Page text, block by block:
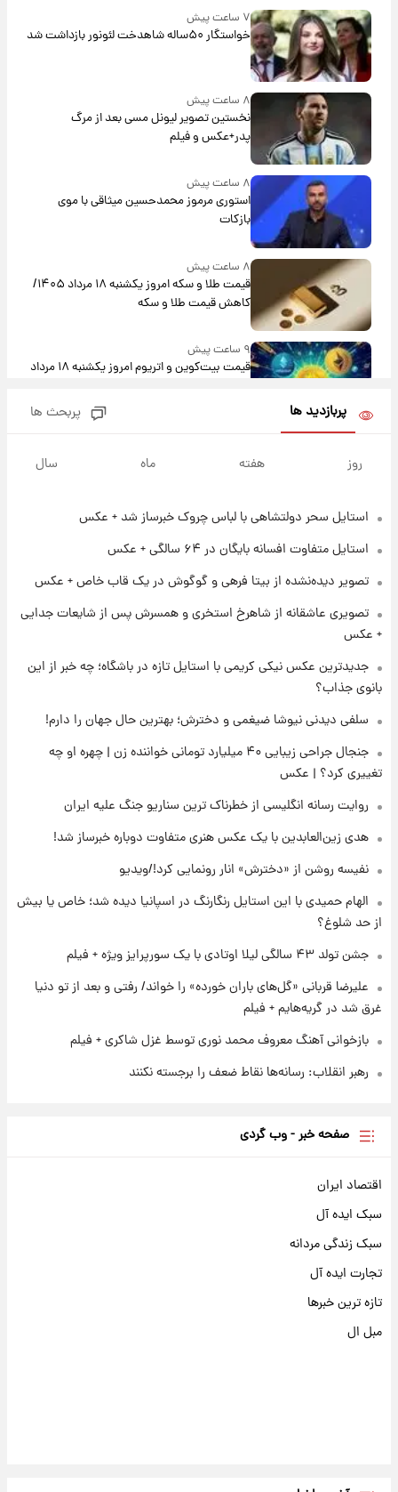
۷ ساعت پیش
خواستگار ۵۰ساله شاهدخت لئونور بازداشت شد
نخستین تصویر لیونل مسی بعد از مرگ
پدر+عکس و فیلم
۸ ساعت پیش
استوری مرموز محمدحسین میثاقی با موی
بازکات
قیمت طلا و سکه امروز یکشنبه ۱۸ مرداد ۱۴۰۵/
کاهش قیمت طلا و سکه
۹ ساعت پیش
قیمت بیت‌کوین و اتریوم امروز یکشنبه ۱۸ مرداد
۱۴ ساعت پیش
فال قهوه روزانه یکشنبه ۱۸ مرداد ماه ۱۴۰۵
جدول
لیونل مسی عزادار شد! + جزئیات
پربازدید ها پربحث ها
روز هفته ماه سال
استایل سحر دولتشاهی با لباس چروک خبرساز شد + عکس
استایل متفاوت افسانه بایگان در ۶۴ سالگی + عکس
تصویر دیده‌نشده از بیتا فرهی و گوگوش در یک قاب خاص + عکس
تصویری عاشقانه از شاهرخ استخری و همسرش پس از شایعات جدایی
+ عکس
جدیدترین عکس نیکی کریمی با استایل تازه در باشگاه؛ چه خبر از این
بانوی جذاب؟
سلفی دیدنی نیوشا ضیغمی و دخترش؛ بهترین حال جهان را دارم!
جنجال جراحی زیبایی ۴۰ میلیارد تومانی خواننده زن | چهره او چه
تغییری کرد؟ | عکس
روایت رسانه انگلیسی از خطرناک ترین سناریو جنگ علیه ایران
هدی زین‌العابدین با یک عکس هنری متفاوت دوباره خبرساز شد!
نفیسه روشن از «دخترش» انار رونمایی کرد!/ویدیو
الهام حمیدی با این استایل رنگارنگ در اسپانیا دیده شد؛ خاص یا بیش
از حد شلوغ؟
جشن تولد ۴۳ سالگی لیلا اوتادی با یک سورپرایز ویژه + فیلم
علیرضا قربانی «گل‌های باران خورده» را خواند/ رفتی و بعد از تو دنیا
غرق شد در گریه‌هایم + فیلم
بازخوانی آهنگ معروف محمد نوری توسط غزل شاکری + فیلم
رهبر انقلاب: رسانه‌ها نقاط ضعف را برجسته نکنند
صفحه خبر - وب گردی
اقتصاد ایران
سبک ایده آل
سبک زندگی مردانه
تجارت ایده آل
تازه ترین خبرها
مبل ال